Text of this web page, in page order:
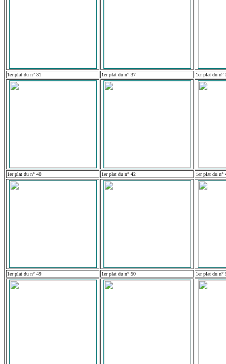
1er plat du n° 31 1er plat du n° 37 1er plat du n°
1er plat du n° 40 1er plat du n° 42 1er plat du n°
1er plat du n° 49 1er plat du n° 50 1er plat du n°